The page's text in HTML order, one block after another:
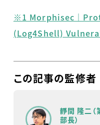
※1 Morphisec｜
(Log4Shell)
この記事の監修者
靜間 隆二
部長）